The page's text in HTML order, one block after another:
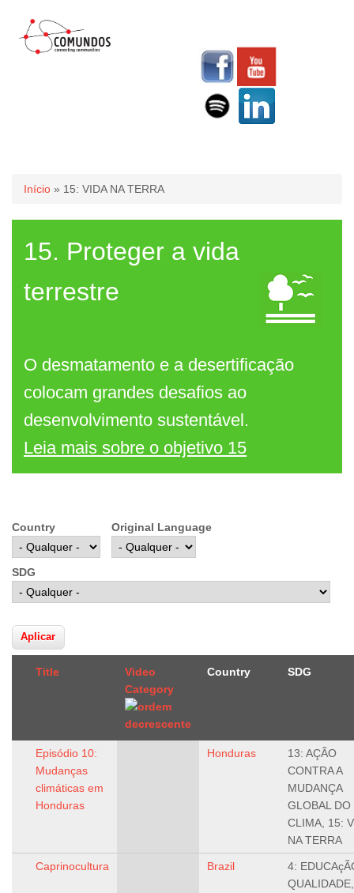
Você está aqui
Início » 15: VIDA NA TERRA
15. Proteger a vida
terrestre
O desmatamento e a desertificação
colocam grandes desafios ao
desenvolvimento sustentável.
Leia mais sobre o objetivo 15
Country Original Language
SDG
Title
Video
Category
Country SDG
Episódio 10:
Mudanças
climáticas em
Honduras
Honduras
13: AÇÃO
CONTRA A
MUDANÇA
GLOBAL DO
CLIMA, 15:
NA TERRA
Caprinocultura Brazil
4: